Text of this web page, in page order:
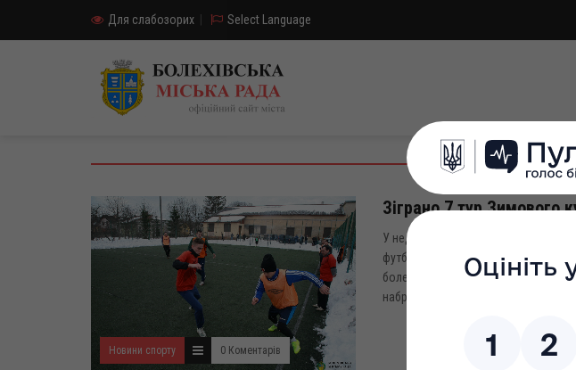
Для слабозорих Select Language
Новини спорту 0 Коментарів
Зіграно 7 тур Зимового
У неділю, 28 січня 2018 року було
футболу, у якому гузіївське
болехівська «Юність», ведучи у
набрати чергові 3 очки недавньому